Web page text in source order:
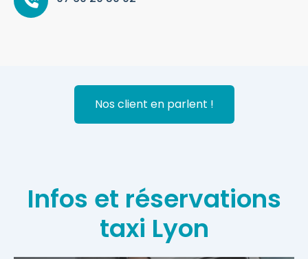
Nos client en parlent !
Infos et réservations
taxi Lyon